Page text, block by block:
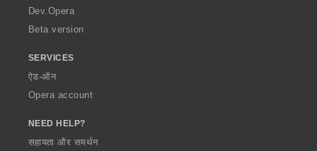
a
Dev.Opera
Beta version
SERVICES
ऐड-ऑन
Opera account
NEED HELP?
सहायता और समर्थन